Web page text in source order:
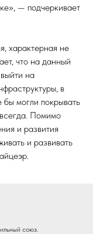
— подчеркивает
характерная не
что на данный
на
в
бы могли покрывать
Помимо
и развития
и развивать
союз.